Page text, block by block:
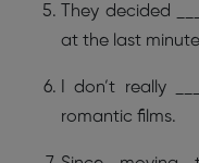
They decided
at the last
I don’t really
romantic films.